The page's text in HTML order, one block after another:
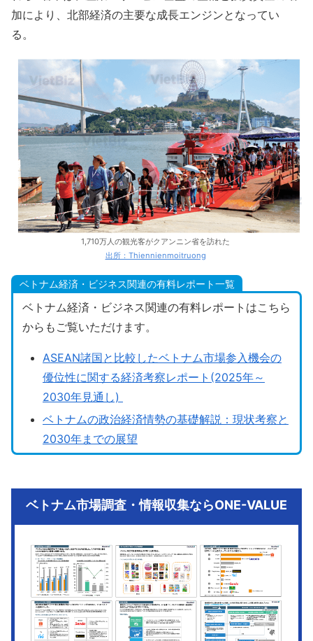
加により、北部経済の主要な成長エンジンとなってい
る。
1,710万人の観光客がクアンニン省を訪れた
出所：Thiennienmoitruong
ベトナム経済・ビジネス関連の有料レポート一覧
ベトナム経済・ビジネス関連の有料レポートはこちら
からもご覧いただけます。
ASEAN諸国と比較したベトナム市場参入機会の
優位性に関する経済考察レポート(2025年～
2030年見通し)
ベトナムの政治経済情勢の基礎解説：現状考察と
2030年までの展望
ベトナム市場調査・情報収集ならONE-VALUE